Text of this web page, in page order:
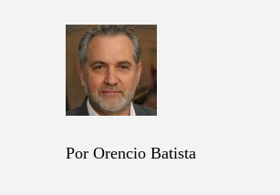
Por Orencio Batista